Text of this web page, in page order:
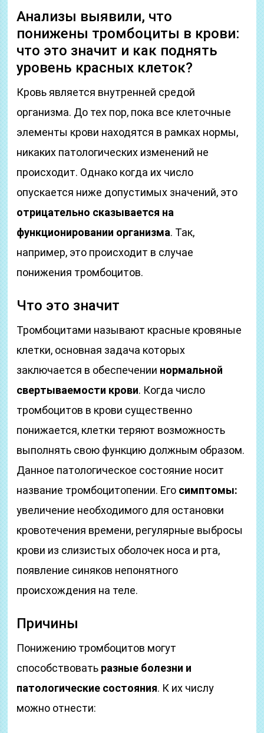
Анализы выявили, что
понижены тромбоциты в крови:
что это значит и как поднять
уровень красных клеток?
Кровь является внутренней средой
организма. До тех пор, пока все клеточные
элементы крови находятся в рамках нормы,
никаких патологических изменений не
происходит. Однако когда их число
опускается ниже допустимых значений, это
отрицательно сказывается на
функционировании организма. Так,
например, это происходит в случае
понижения тромбоцитов.
Что это значит
Тромбоцитами называют красные кровяные
клетки, основная задача которых
заключается в обеспечении нормальной
свертываемости крови. Когда число
тромбоцитов в крови существенно
понижается, клетки теряют возможность
выполнять свою функцию должным образом.
Данное патологическое состояние носит
название тромбоцитопении. Его симптомы:
увеличение необходимого для остановки
кровотечения времени, регулярные выбросы
крови из слизистых оболочек носа и рта,
появление синяков непонятного
происхождения на теле.
Причины
Понижению тромбоцитов могут
способствовать разные болезни и
патологические состояния. К их числу
можно отнести: